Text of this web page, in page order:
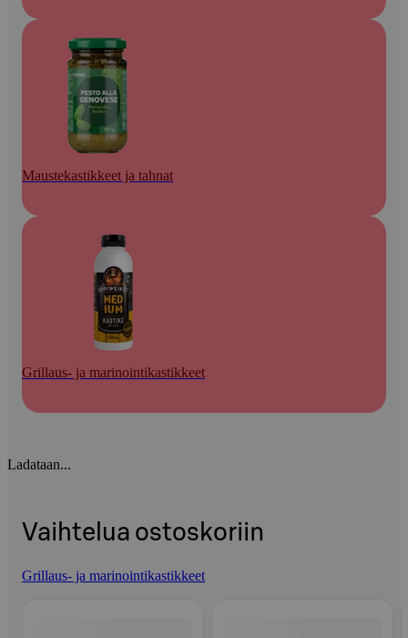
Maustekastikkeet ja tahnat
Grillaus- ja marinointikastikkeet
Ladataan...
Vaihtelua ostoskoriin
Grillaus- ja marinointikastikkeet